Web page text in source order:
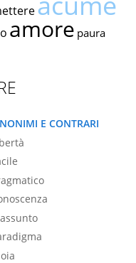
amore paura
E CONTRARI